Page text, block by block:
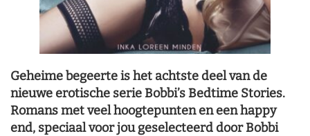
Geheime begeerte is het achtste deel van de
nieuwe erotische serie Bobbi’s Bedtime Stories.
Romans met veel hoogtepunten en een happy
end, speciaal voor jou geselecteerd door Bobbi